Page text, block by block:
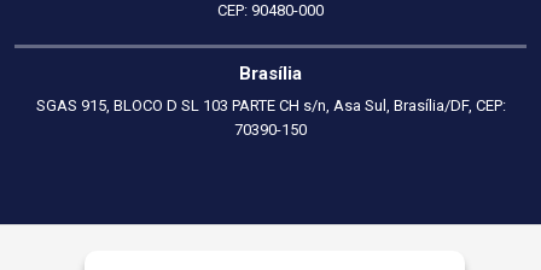
CEP: 90480-000
Brasília
SGAS 915, BLOCO D SL 103 PARTE CH s/n, Asa Sul, Brasília/DF, CEP:
70390-150